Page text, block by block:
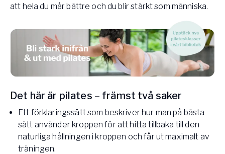
att hela du mår bättre och du blir stärkt som människa.
Det här är pilates – främst två saker
Ett förklaringssätt som beskriver hur man på bästa
sätt använder kroppen för att hitta tillbaka till den
naturliga hållningen i kroppen och får ut maximalt av
träningen.